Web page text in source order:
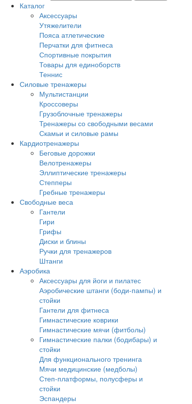
Каталог
Аксессуары
Утяжелители
Пояса атлетические
Перчатки для фитнеса
Спортивные покрытия
Товары для единоборств
Теннис
Силовые тренажеры
Мультистанции
Кроссоверы
Грузоблочные тренажеры
Тренажеры со свободными весами
Скамьи и силовые рамы
Кардиотренажеры
Беговые дорожки
Велотренажеры
Эллиптические тренажеры
Степперы
Гребные тренажеры
Свободные веса
Гантели
Гири
Грифы
Диски и блины
Ручки для тренажеров
Штанги
Аэробика
Аксессуары для йоги и пилатес
Аэробические штанги (боди-пампы) и
стойки
Гантели для фитнеса
Гимнастические коврики
Гимнастические мячи (фитболы)
Гимнастические палки (бодибары) и
стойки
Для функционального тренинга
Мячи медицинские (медболы)
Степ-платформы, полусферы и
стойки
Эспандеры